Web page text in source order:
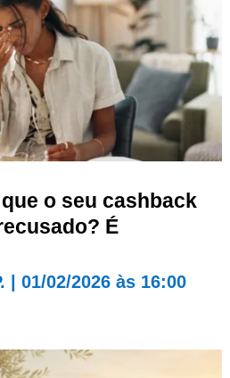
o seu cashback
É
01/02/2026 às 16:00